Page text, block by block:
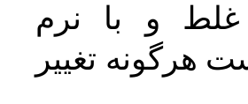
غلط و با نرم
هرگونه تغییر